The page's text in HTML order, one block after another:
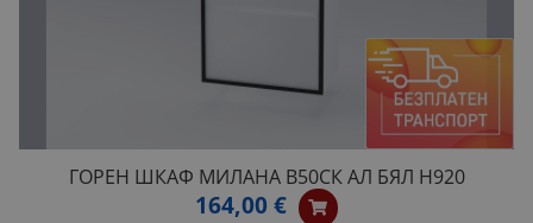
ГОРЕН ШКАФ МИЛАНА B50СК АЛ БЯЛ H920
164,00 €